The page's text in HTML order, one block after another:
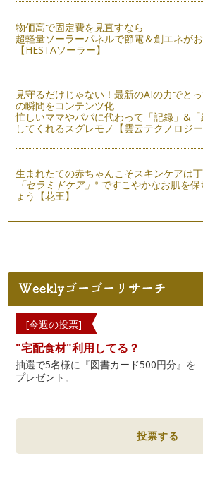
物価高で固定費を見直すなら
超軽量ソーラーパネルで節電＆創エネが
【HESTAソーラー】
見守るだけじゃない！最新のAIの力でと
の瞬間をコンテンツ化
忙しいママやパパに代わって「記録」&「
してくれるスグレモノ【雲云テクノロジー
生まれたての赤ちゃんこそスキンケアは
「セラミドケア」※ ですこやかなお肌を保
ょう【花王】
[今週の投票]
"宅配食材"利用してる？
抽選で5名様に『図書カード500円分』を
プレゼント。
投票する